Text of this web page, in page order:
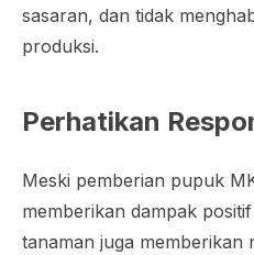
sasaran, dan tidak
produksi.
Perhatikan
Meski pemberian pupuk
memberikan dampak
tanaman juga memberikan